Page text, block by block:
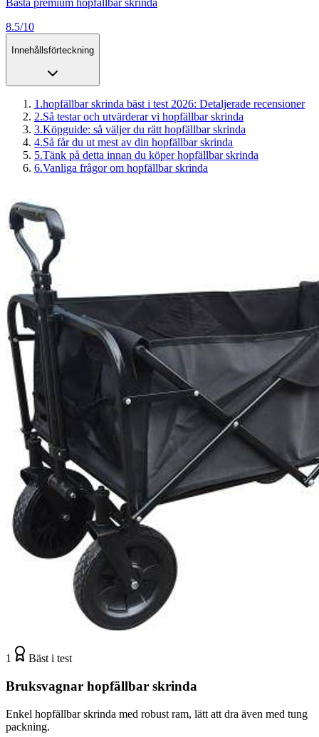
8.5/10
Innehållsförteckning
1 .hopfällbar skrinda bäst i test 2026: Detaljerade recensioner
2.Så testar och utvärderar vi hopfällbar skrinda
3.Köpguide: så väljer du rätt hopfällbar skrinda
4.Så får du ut mest av din hopfällbar skrinda
5.Tänk på detta innan du köper hopfällbar skrinda
6.Vanliga frågor om hopfällbar skrinda
1 Bäst i test
Bruksvagnar hopfällbar skrinda
Enkel hopfällbar skrinda med robust ram, lätt att dra även med tung
packning.